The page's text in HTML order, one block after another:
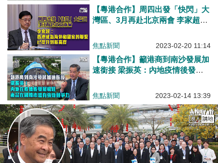
【粵港合作】周四出發「快閃」大
灣區、3月再赴北京兩會 李家超：
升到新高度
焦點新聞 2023-02-20 11:14
【粵港合作】籲港商到南沙發展加
速銜接 梁振英：內地疫情後發展
力
焦點新聞 2023-02-14 13:39